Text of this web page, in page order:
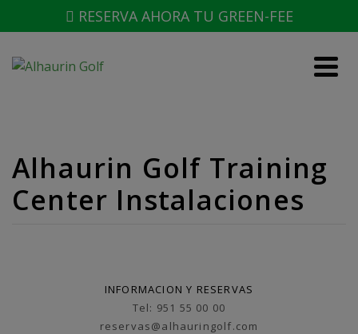
RESERVA AHORA TU GREEN-FEE
Alhaurin Golf Training
Center Instalaciones
INFORMACION Y RESERVAS
Tel: 951 55 00 00
reservas@alhauringolf.com